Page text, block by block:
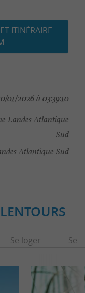
ITINÉRAIRE
01/2026 à 03:39:10
Landes Atlantique
Sud
Atlantique Sud
Se loger Se